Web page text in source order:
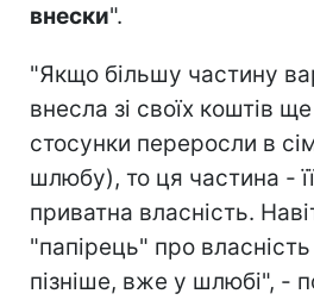
внески".
"Якщо більшу частину
внесла зі своїх коштів
стосунки переросли в
шлюбу), то ця частина -
приватна власність.
"папірець" про
пізніше, вже у шлюбі", -